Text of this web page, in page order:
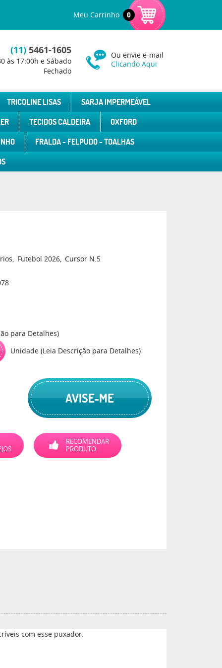
Meu Carrinho 0
(11) 5461-1605
às 17:00h e Sábado
Fechado
Ou envie e-mail
Clicando Aqui
TRICOLINE LISAS
SARJA IMPERMEÁVEL
TECIDOS CALDEIRA
OXFORD
FRALDA - FELPUDO - TOALHAS
Futebol 2026 Cursor N.5
para Detalhes)
Unidade (Leia Descrição para Detalhes)
AVISE-ME
RECOMENDAR
PRODUTO
com esse puxador.